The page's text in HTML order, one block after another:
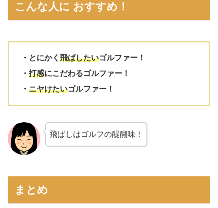
こんな人に おすすめ！
・とにかく 飛ばしたいゴルファー！
・ 打感にこだわるゴルファー！
・ ニヤけたいゴルファー！
飛ばしはゴルフの醍醐味！
まとめ